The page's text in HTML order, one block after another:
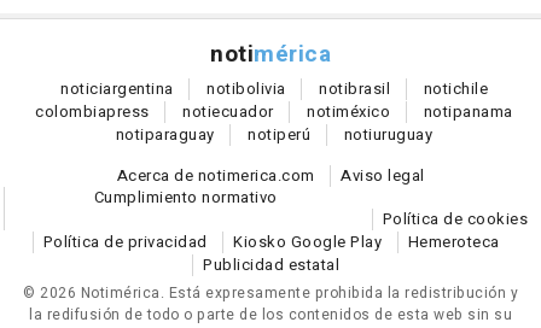
notimérica
noticiargentina notibolivia notibrasil notichile
colombiapress notiecuador notiméxico notipanama
notiparaguay notiperú notiuruguay
Acerca de notimerica.com
Aviso legal
Cumplimiento normativo
Política de cookies
Política de privacidad
Kiosko Google Play
Hemeroteca
Publicidad estatal
© 2026 Notimérica. Está expresamente prohibida la redistribución y
la redifusión de todo o parte de los contenidos de esta web sin su